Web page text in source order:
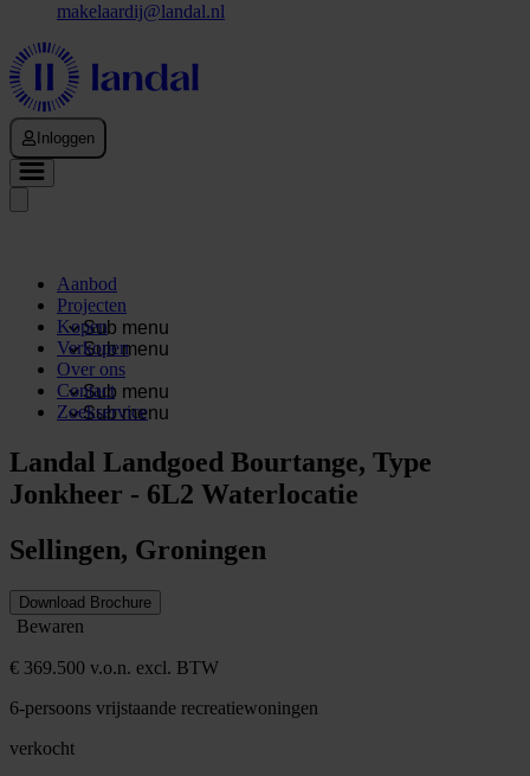
makelaardij@landal.nl
Inloggen
Aanbod
Projecten
Sub menu
Kopen
Sub menu
Verkopen
Over ons
Sub menu
Contact
Sub menu
Zoekservice
Landal Landgoed Bourtange, Type
Jonkheer - 6L2 Waterlocatie
Sellingen, Groningen
Download Brochure
Bewaren
€ 369.500 v.o.n. excl. BTW
6-persoons vrijstaande recreatiewoningen
verkocht